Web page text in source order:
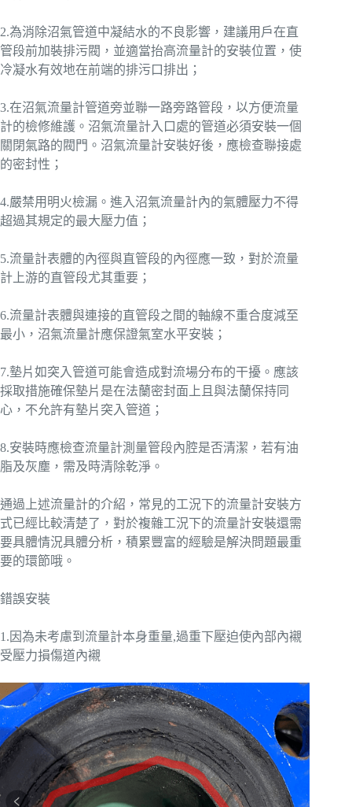
2.為消除沼氣管道中凝結水的不良影響，建議用戶在直
管段前加裝排污閥，並適當抬高流量計的安裝位置，使
冷凝水有效地在前端的排污口排出；
3.在沼氣流量計管道旁並聯一路旁路管段，以方便流量
計的檢修維護。沼氣流量計入口處的管道必須安裝一個
關閉氣路的閥門。沼氣流量計安裝好後，應檢查聯接處
的密封性；
4.嚴禁用明火檢漏。進入沼氣流量計內的氣體壓力不得
超過其規定的最大壓力值；
5.流量計表體的內徑與直管段的內徑應一致，對於流量
計上游的直管段尤其重要；
6.流量計表體與連接的直管段之間的軸線不重合度減至
最小，沼氣流量計應保證氣室水平安裝；
7.墊片如突入管道可能會造成對流場分布的干擾。應該
採取措施確保墊片是在法蘭密封面上且與法蘭保持同
心，不允許有墊片突入管道；
8.安裝時應檢查流量計測量管段內腔是否清潔，若有油
脂及灰塵，需及時清除乾淨。
通過上述流量計的介紹，常見的工況下的流量計安裝方
式已經比較清楚了，對於複雜工況下的流量計安裝還需
要具體情況具體分析，積累豐富的經驗是解決問題最重
要的環節哦。
錯誤安裝
1.因為未考慮到流量計本身重量,過重下壓迫使內部內襯
受壓力損傷道內襯